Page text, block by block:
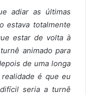
adiar as últimas
estava totalmente
estar de volta à
animado para
de uma longa
é que eu
seria a turnê